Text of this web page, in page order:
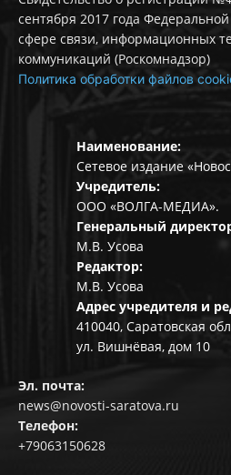
сентября 2017 года
сфере связи, информационных
коммуникаций (Роскомнадзор)
Политика обработки файлов
Наименование:
Сетевое издание
Учредитель:
ООО «ВОЛГА-МЕДИА».
Генеральный
М.В. Усова
Редактор:
М.В. Усова
Адрес учредителя и
410040, Саратовская
ул. Вишнёвая, дом 10
Эл. почта:
news@novosti-saratova.ru
Телефон:
+79063150628